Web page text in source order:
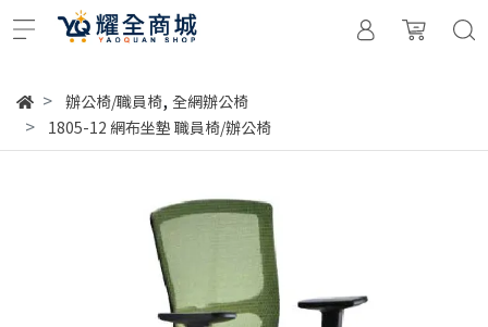
辦公椅/職員椅, 全網辦公椅
1805-12 網布坐墊 職員椅/辦公椅